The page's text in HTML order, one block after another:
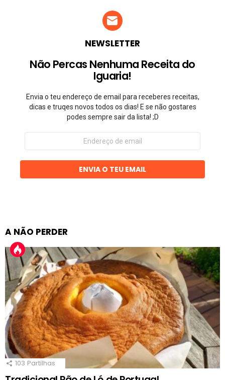
NEWSLETTER
Não Percas Nenhuma Receita do
Iguaria!
Envia o teu endereço de email para receberes receitas,
dicas e truqes novos todos os dias! E se não gostares
podes sempre sair da lista! ;D
Endereço
email
ENVIA O TEU EMAIL
A NÃO PERDER
103 Partilhas